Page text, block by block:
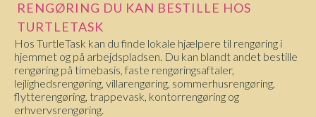
RENGØRING DU KAN BESTILLE HOS
TURTLETASK
Hos TurtleTask kan du finde lokale hjælpere til rengøring i
hjemmet og på arbejdspladsen. Du kan blandt andet bestille
rengøring på timebasis, faste rengøringsaftaler,
lejlighedsrengøring, villarengøring, sommerhusrengøring,
flytterengøring, trappevask, kontorrengøring og
erhvervsrengøring.